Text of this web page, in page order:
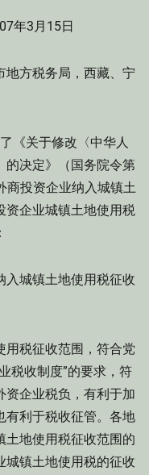
年3月15日
地方税务局，西藏、宁
关于修改〈中华人
的决定》（国务院令第
商投资企业纳入城镇土
资企业城镇土地使用税
城镇土地使用税征收
税征收范围，符合党
税收制度”的要求，符
资企业税负，有利于加
有利于税收征管。各地
土地使用税征收范围的
城镇土地使用税的征收